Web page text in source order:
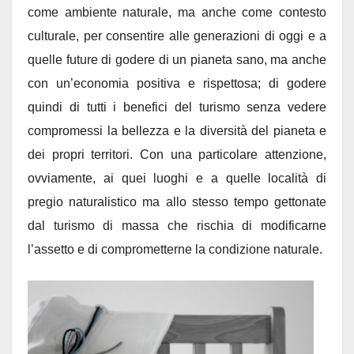
come ambiente naturale, ma anche come contesto
culturale, per consentire alle generazioni di oggi e a
quelle future di godere di un pianeta sano, ma anche
con un’economia positiva e rispettosa; di godere
quindi di tutti i benefici del turismo senza vedere
compromessi la bellezza e la diversità del pianeta e
dei propri territori. Con una particolare attenzione,
ovviamente, ai quei luoghi e a quelle località di
pregio naturalistico ma allo stesso tempo gettonate
dal turismo di massa che rischia di modificarne
l’assetto e di comprometterne la condizione naturale.